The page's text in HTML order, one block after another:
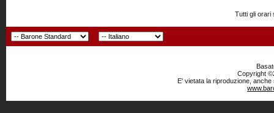
Tutti gli orari
Copyright
E' vietata la riproduzione,